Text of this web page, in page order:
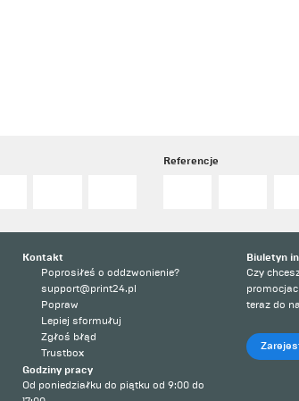
Referencje
Kontakt
Poprosiłeś o oddzwonienie?
support@print24.pl
Popraw
Lepiej sformułuj
Zgłoś błąd
Trustbox
Godziny pracy
Od poniedziałku do piątku od 9:00 do
Biuletyn
Czy
teraz do